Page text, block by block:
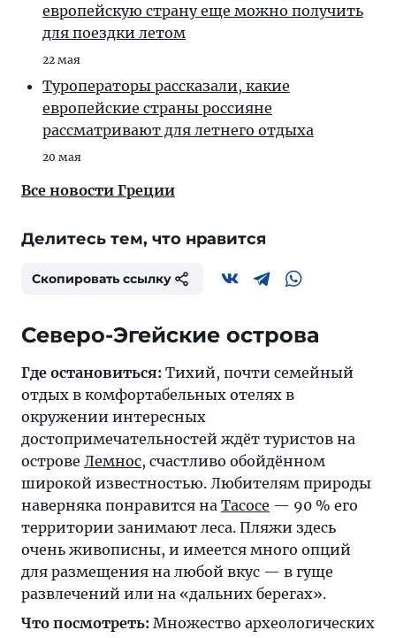
европейскую страну еще можно получить
для поездки летом
22 мая
Туроператоры рассказали, какие
европейские страны россияне
рассматривают для летнего отдыха
20 мая
Все новости Греции
Делитесь тем, что нравится
Скопировать ссылку
Северо-Эгейские острова
Где остановиться: Тихий, почти семейный
отдых в комфортабельных отелях в
окружении интересных
достопримечательностей ждёт туристов на
острове Лемнос, счастливо обойдённом
широкой известностью. Любителям природы
наверняка понравится на Тасосе — 90 % его
территории занимают леса. Пляжи здесь
очень живописны, и имеется много опций
для размещения на любой вкус — в гуще
развлечений или на «дальних берегах».
Что посмотреть: Множество археологических